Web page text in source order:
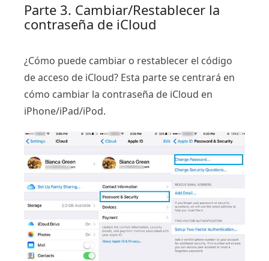
Parte 3. Cambiar/Restablecer la
contraseña de iCloud
¿Cómo puede cambiar o restablecer el código
de acceso de iCloud? Esta parte se centrará en
cómo cambiar la contraseña de iCloud en
iPhone/iPad/iPod.